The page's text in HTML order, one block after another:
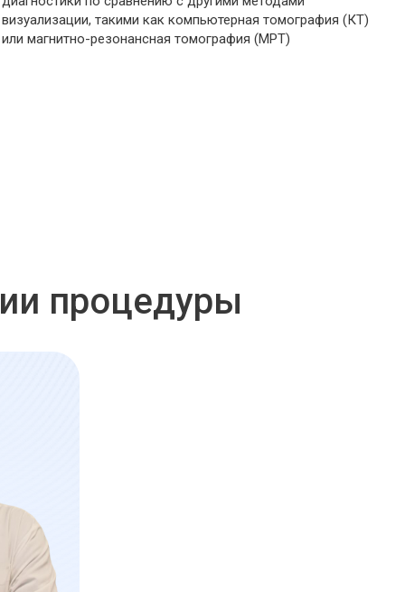
визуализации, такими как компьютерная томография (КТ)
или магнитно-резонансная томография (МРТ)
процедуры